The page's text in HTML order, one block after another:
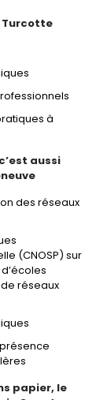
Turcotte
à
aussi
des réseaux
(CNOSP) sur
réseaux
papier, le